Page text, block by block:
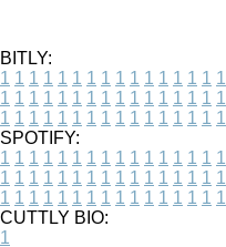
BITLY:
1 1 1 1 1 1 1 1 1 1 1 1 1 1 1 1
1 1 1 1 1 1 1 1 1 1 1 1 1 1 1 1
1 1 1 1 1 1 1 1 1 1 1 1 1 1 1 1
SPOTIFY:
1 1 1 1 1 1 1 1 1 1 1 1 1 1 1 1
1 1 1 1 1 1 1 1 1 1 1 1 1 1 1 1
1 1 1 1 1 1 1 1 1 1 1 1 1 1 1 1
CUTTLY BIO:
1